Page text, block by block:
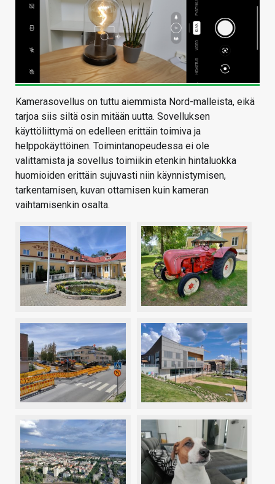
Kamerasovellus on tuttu aiemmista Nord-malleista, eikä
tarjoa siis siltä osin mitään uutta. Sovelluksen
käyttöliittymä on edelleen erittäin toimiva ja
helppokäyttöinen. Toimintanopeudessa ei ole
valittamista ja sovellus toimiikin etenkin hintaluokka
huomioiden erittäin sujuvasti niin käynnistymisen,
tarkentamisen, kuvan ottamisen kuin kameran
vaihtamisenkin osalta.